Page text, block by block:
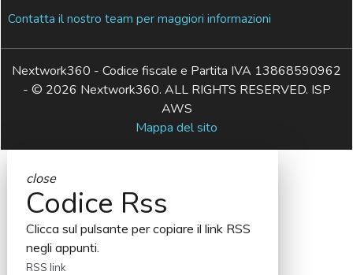
Contatta il nostro team per maggiori informazioni
Nextwork360 - Codice fiscale e Partita IVA 13868590962
- © 2026 Nextwork360. ALL RIGHTS RESERVED. ISP
AWS
Mappa del sito
close
Codice Rss
Clicca sul pulsante per copiare il link RSS
negli appunti.
RSS link